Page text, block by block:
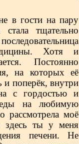
в гости на пару
тщательно
Хотя и
Постоянно
на которых её
и поперёк, внутри
с гордостью и
на любимую
рассмотрела моё
здесь ты у меня
печени. Не